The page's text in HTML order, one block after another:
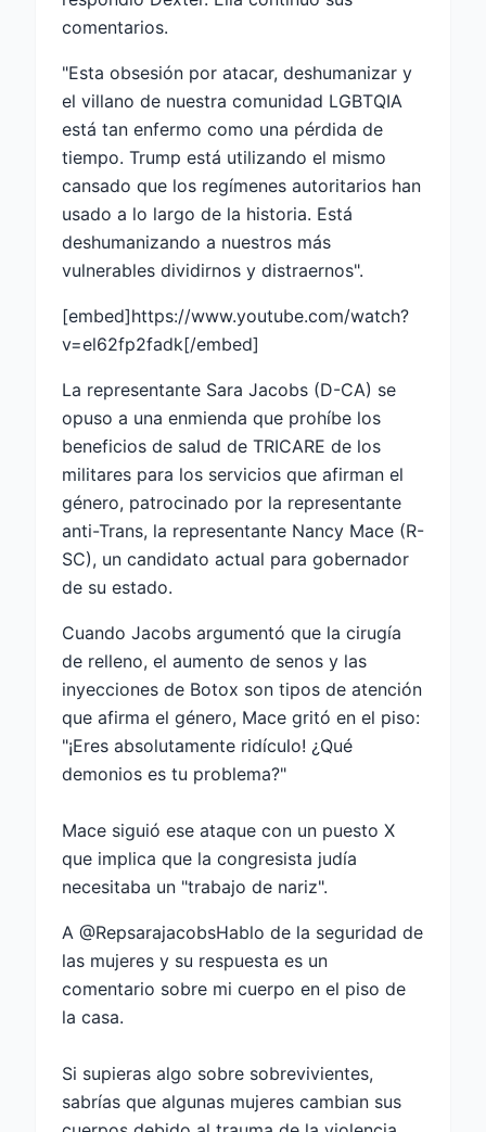
comentarios.
"Esta obsesión por atacar, deshumanizar y
el villano de nuestra comunidad LGBTQIA
está tan enfermo como una pérdida de
tiempo. Trump está utilizando el mismo
cansado que los regímenes autoritarios han
usado a lo largo de la historia. Está
deshumanizando a nuestros más
vulnerables dividirnos y distraernos".
[embed]https://www.youtube.com/watch?
v=el62fp2fadk[/embed]
La representante Sara Jacobs (D-CA) se
opuso a una enmienda que prohíbe los
beneficios de salud de TRICARE de los
militares para los servicios que afirman el
género, patrocinado por la representante
anti-Trans, la representante Nancy Mace (R-
SC), un candidato actual para gobernador
de su estado.
Cuando Jacobs argumentó que la cirugía
de relleno, el aumento de senos y las
inyecciones de Botox son tipos de atención
que afirma el género, Mace gritó en el piso:
"¡Eres absolutamente ridículo! ¿Qué
demonios es tu problema?"
Mace siguió ese ataque con un puesto X
que implica que la congresista judía
necesitaba un "trabajo de nariz".
A @RepsarajacobsHablo de la seguridad de
las mujeres y su respuesta es un
comentario sobre mi cuerpo en el piso de
la casa.
Si supieras algo sobre sobrevivientes,
sabrías que algunas mujeres cambian sus